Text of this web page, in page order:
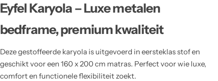
Eyfel Karyola – Luxe metalen
bedframe, premium kwaliteit
Deze gestoffeerde karyola is uitgevoerd in eersteklas stof en
geschikt voor een 160 x 200 cm matras. Perfect voor wie luxe,
comfort en functionele flexibiliteit zoekt.